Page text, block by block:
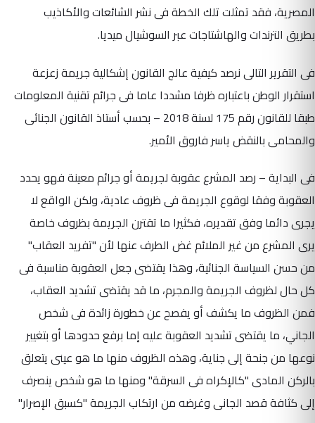
المصرية، فقد تمثلت تلك الخطة فى نشر الشائعات والأكاذيب
بطريق الترندات والهاشتاجات عبر السوشيال ميديا.
فى التقرير التالى نرصد كيفية عالج القانون إشكالية جريمة زعزعة
استقرار الوطن باعتباره ظرفا مشددا عاما فى جرائم تقنية المعلومات
طبقا للقانون رقم 175 لسنة 2018 – بحسب أستاذ القانون الجنائى
والمحامى بالنقض ياسر فاروق الأمير.
فى البداية – رصد المشرع عقوبة لجريمة أو جرائم معينة فهو يحدد
العقوبة وفقا لوقوع الجريمة فى ظروف عادية، ولكن الواقع لا
يجرى دائما وفق تقديره، فكثيرا ما تقترن الجريمة بظروف خاصة
يرى المشرع من غير الملائم غض الطرف عنها لأن "تفريد العقاب"
من حسن السياسة الجنائية، وهذا يقتضى جعل العقوبة مناسبة فى
كل حال لظروف الجريمة والمجرم، ما قد يقتضى تشديد العقاب،
فمن الظروف ما يكشف أو يفصح عن خطورة زائدة فى شخص
الجاني، ما يقتضى تشديد العقوبة عليه إما برفع حدودها أو بتغيير
نوعها من جنحة إلى جناية، وهذه الظروف منها ما هو عينى يتعلق
بالركن المادى "كالإكراه فى السرقة" ومنها ما هو شخص ينصرف
إلى كثافة قصد الجانى وغرضه من ارتكاب الجريمة "كسبق الإصرار"